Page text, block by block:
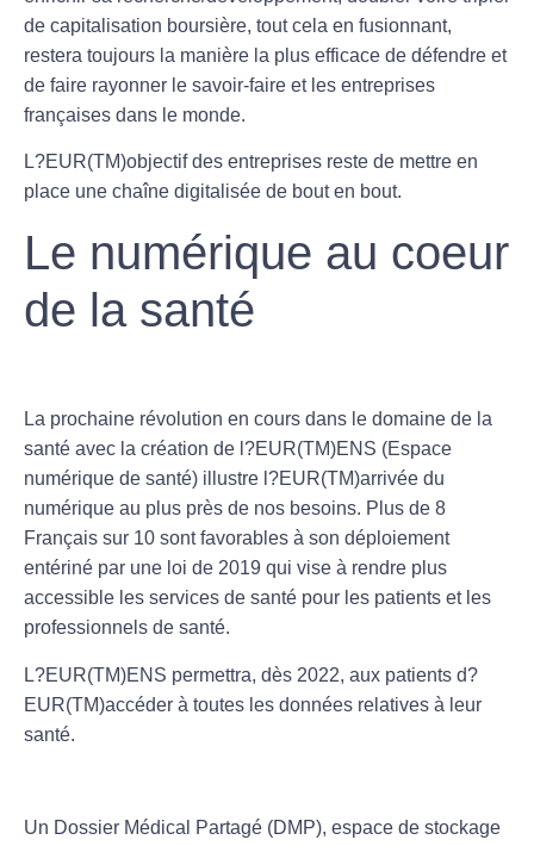
de capitalisation boursière, tout cela en fusionnant,
restera toujours la manière la plus efficace de défendre et
de faire rayonner le savoir-faire et les entreprises
françaises dans le monde.
L?EUR(TM)objectif des entreprises reste de mettre en
place une chaîne digitalisée de bout en bout.
Le numérique au coeur
de la santé
La prochaine révolution en cours dans le domaine de la
santé avec la création de l?EUR(TM)ENS (Espace
numérique de santé) illustre l?EUR(TM)arrivée du
numérique au plus près de nos besoins. Plus de 8
Français sur 10 sont favorables à son déploiement
entériné par une loi de 2019 qui vise à rendre plus
accessible les services de santé pour les patients et les
professionnels de santé.
L?EUR(TM)ENS permettra, dès 2022, aux patients d?
EUR(TM)accéder à toutes les données relatives à leur
santé.
Un Dossier Médical Partagé (DMP), espace de stockage